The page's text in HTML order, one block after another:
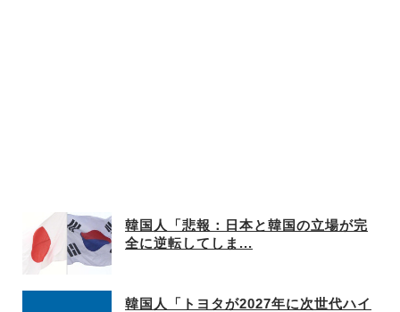
韓国人「悲報：日本と韓国の立場が完
全に逆転してしま...
韓国人「トヨタが2027年に次世代ハイ